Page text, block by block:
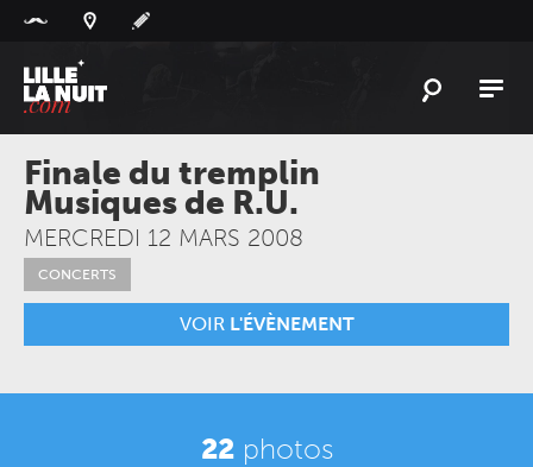
L'ACTU
L'AGENDA
LESLIEUX
LIVEREPORT
ÀGAGNER
PLAYLIST
Finale du tremplin
Musiques de R.U.
MERCREDI 12 MARS 2008
CONCERTS
VOIR L'ÉVÈNEMENT
22photos
Panneau de gestion des cookies